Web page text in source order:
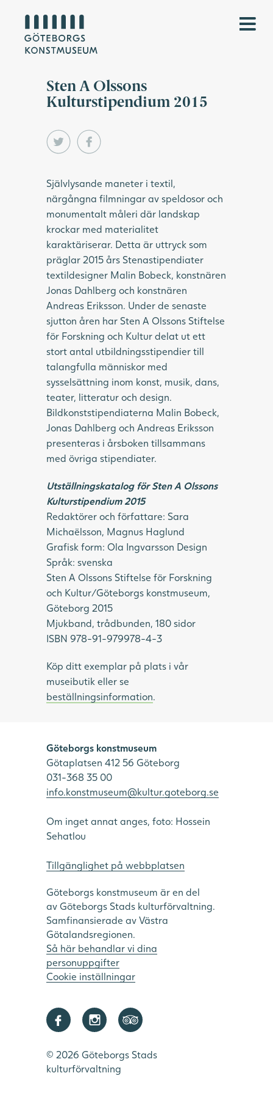
Sten A Olssons
Kulturstipendium 2015
Självlysande maneter i textil,
närgångna filmningar av speldosor och
monumentalt måleri där landskap
krockar med materialitet
karaktäriserar. Detta är uttryck som
präglar 2015 års Stenastipendiater
textildesigner Malin Bobeck, konstnären
Jonas Dahlberg och konstnären
Andreas Eriksson. Under de senaste
sjutton åren har Sten A Olssons Stiftelse
för Forskning och Kultur delat ut ett
stort antal utbildningsstipendier till
talangfulla människor med
sysselsättning inom konst, musik, dans,
teater, litteratur och design.
Bildkonststipendiaterna Malin Bobeck,
Jonas Dahlberg och Andreas Eriksson
presenteras i årsboken tillsammans
med övriga stipendiater.
Utställningskatalog för Sten A Olssons
Kulturstipendium 2015
Redaktörer och författare: Sara
Michaëlsson, Magnus Haglund
Grafisk form: Ola Ingvarsson Design
Språk: svenska
Sten A Olssons Stiftelse för Forskning
och Kultur/Göteborgs konstmuseum,
Göteborg 2015
Mjukband, trådbunden, 180 sidor
ISBN 978-91-979978-4-3
Köp ditt exemplar på plats i vår
museibutik eller se
beställningsinformation.
Göteborgs konstmuseum
Götaplatsen 412 56 Göteborg
031-368 35 00
info.konstmuseum@kultur.goteborg.se
Om inget annat anges, foto: Hossein
Sehatlou
Tillgänglighet på webbplatsen
Göteborgs konstmuseum är en del
av Göteborgs Stads kulturförvaltning.
Samfinansierade av Västra
Götalandsregionen.
Så här behandlar vi dina
personuppgifter
Cookie inställningar
© 2026 Göteborgs Stads
kulturförvaltning